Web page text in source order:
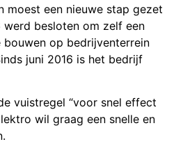
moest een nieuwe stap gezet
werd besloten om zelf een
op bedrijventerrein
juni 2016 is het bedrijf
vuistregel “voor snel effect
wil graag een snelle en